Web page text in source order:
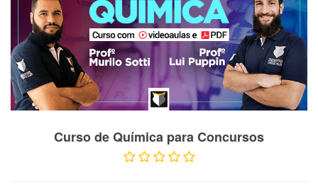
Curso de Química para Concursos